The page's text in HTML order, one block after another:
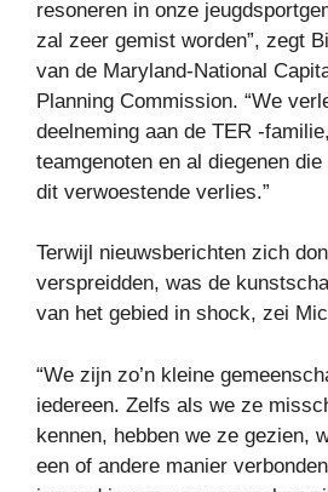
resoneren in onze
zal zeer gemist worden”, zegt
van de Maryland-National
Planning Commission. “We
deelneming aan de TER -
teamgenoten en al diegenen
dit verwoestende verlies.”
Terwijl nieuwsberichten zich
verspreidden, was de
van het gebied in shock, zei
“We zijn zo’n kleine
iedereen. Zelfs als we ze
kennen, hebben we ze gezien,
een of andere manier